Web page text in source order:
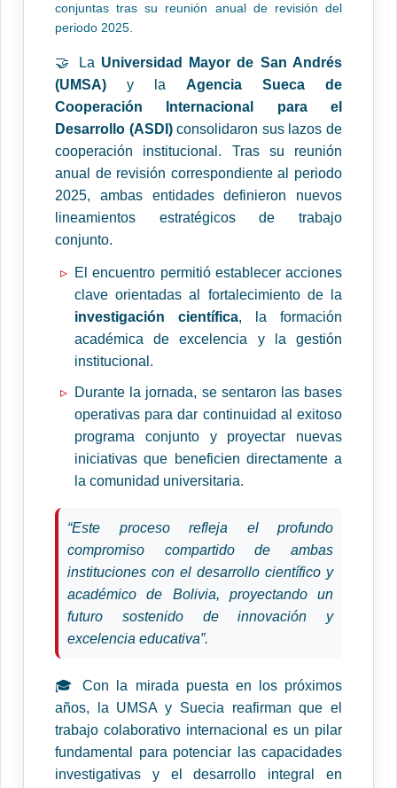
conjuntas tras su reunión anual de revisión del
periodo 2025.
🤝 La Universidad Mayor de San Andrés
(UMSA) y la Agencia Sueca de
Cooperación Internacional para el
Desarrollo (ASDI)consolidaron sus lazos de
cooperación institucional. Tras su reunión
anual de revisión correspondiente al periodo
2025, ambas entidades definieron nuevos
lineamientos estratégicos de trabajo
conjunto.
El encuentro permitió establecer acciones
clave orientadas al fortalecimiento de la
investigación científica, la formación
académica de excelencia y la gestión
institucional.
Durante la jornada, se sentaron las bases
operativas para dar continuidad al exitoso
programa conjunto y proyectar nuevas
iniciativas que beneficien directamente a
la comunidad universitaria.
“Este proceso refleja el profundo
compromiso compartido de ambas
instituciones con el desarrollo científico y
académico de Bolivia, proyectando un
futuro sostenido de innovación y
excelencia educativa”.
🎓 Con la mirada puesta en los próximos
años, la UMSA y Suecia reafirman que el
trabajo colaborativo internacional es un pilar
fundamental para potenciar las capacidades
investigativas y el desarrollo integral en